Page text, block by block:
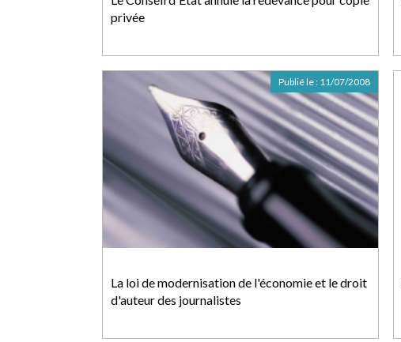
privée
La loi de modernisation de l'économie et le droit
d'auteur des journalistes
Publié le : 11/07/2008